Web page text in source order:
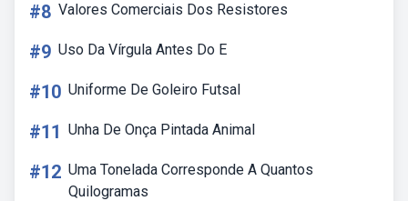
#8 Valores Comerciais Dos Resistores
#9 Uso Da Vírgula Antes Do E
#10 Uniforme De Goleiro Futsal
#11 Unha De Onça Pintada Animal
#12 Uma Tonelada Corresponde A Quantos
Quilogramas